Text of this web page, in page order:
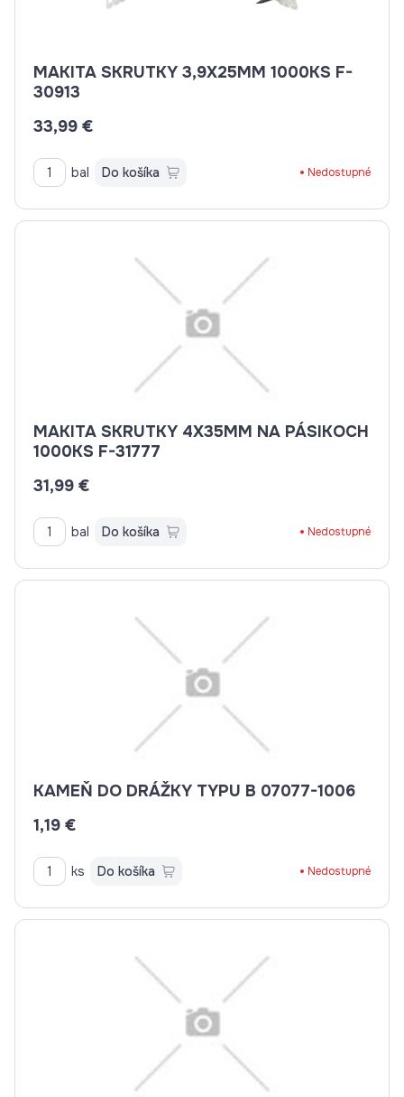
MAKITA SKRUTKY 3,9X25MM 1000KS F-
30913
33,99 €
bal Do košíka Nedostupné
MAKITA SKRUTKY 4X35MM NA PÁSIKOCH
1000KS F-31777
31,99 €
bal Do košíka Nedostupné
KAMEŇ DO DRÁŽKY TYPU B 07077-1006
1,19 €
ks Do košíka Nedostupné